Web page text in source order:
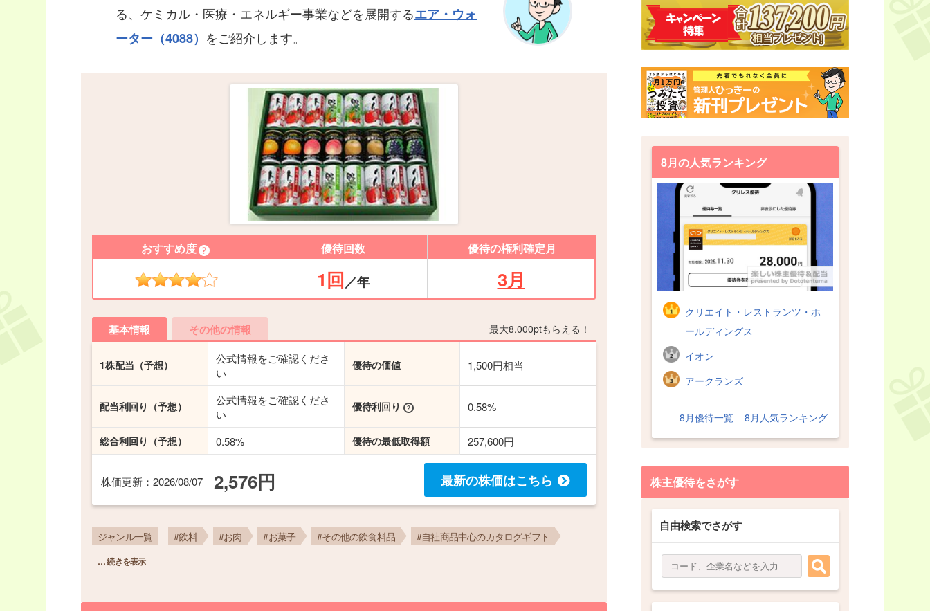
る、ケミカル・医療・エネルギー事業などを展開するエア・ウォ
ーター（4088） をご紹介します。
おすすめ度 優待回数 優待の権利確定月
1回／年 3月
基本情報 その他の情報 最大8,000ptもらえる！
1株配当 （予想）
公式情報をご確認くださ
い
優待の価値 1,500円相当
配当利回り （予想）
公式情報をご確認くださ
い
優待利回り 0.58%
総合利回り （予想） 0.58% 優待の最低取得額 257,600円
2,576円
株価更新：2026/08/07 最新の株価はこちら
ジャンル一覧 #飲料 #お肉 #お菓子 #その他の飲食料品 #自社商品中心のカタログギフト
… 続きを表示
8月の人気ランキング
クリエイト・レストランツ・ホ
ールディングス
イオン
アークランズ
8月優待一覧 8月人気ランキング
株主優待をさがす
自由検索でさがす